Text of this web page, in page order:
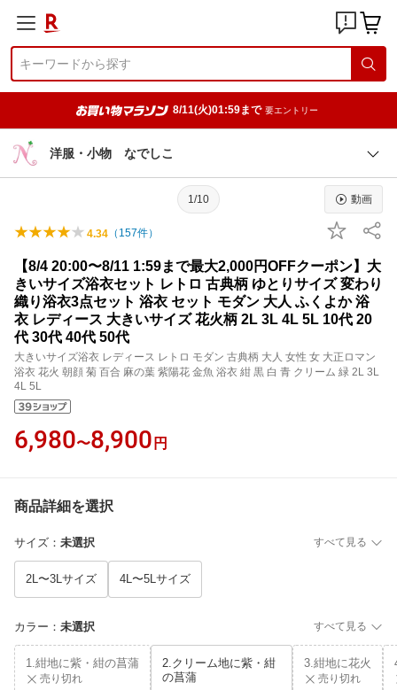
8/11(火)01:59まで 要エントリー
洋服・小物 なでしこ
1/10 動画
4.34 （ 157件）
【8/4 20:00〜8/11 1:59まで最大2,000円OFFクーポン】大
きいサイズ浴衣セット レトロ 古典柄 ゆとりサイズ 変わり
織り浴衣3点セット 浴衣 セット モダン 大人 ふくよか 浴
衣 レディース 大きいサイズ 花火柄 2L 3L 4L 5L 10代 20
代 30代 40代 50代
大きいサイズ浴衣 レディース レトロ モダン 古典柄 大人 女性 女 大正ロマン
浴衣 花火 朝顔 菊 百合 麻の葉 紫陽花 金魚 浴衣 紺 黒 白 青 クリーム 緑 2L 3L
4L 5L
6,980〜8,900 円
商品詳細を選択
サイズ ： 未選択 すべて見る
2L〜3Lサイズ 4L〜5Lサイズ
カラー ： 未選択 すべて見る
1.紺地に紫・紺の菖蒲
売り切れ
2.クリーム地に紫・紺
の菖蒲
3.紺地に花火
売り切れ